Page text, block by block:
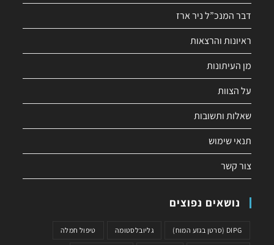
דבר המנכ”ל ניר ארז
ראיונות והרצאות
מן העיתונות
על הצוות
שאלות ותשובות
תנאי שימוש
צור קשר
נושאים נפוצים
DIPG (סרטן בגזע המוח) גליובלסטומה טיפול חמלה